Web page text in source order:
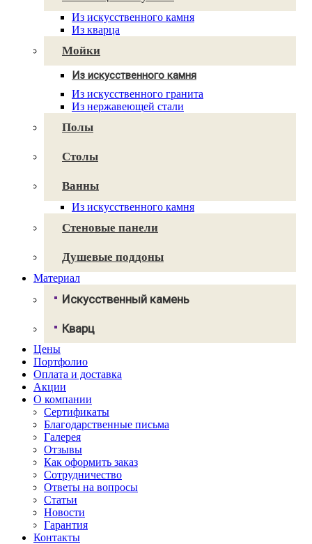
Caesarstone
Cambria
Technistone
Avant Quartz
Из искусственного камня
Из кварца
Мойки
Из искусственного камня
Для кухни
Для ванной
Из искусственного гранита
Из нержавеющей стали
Полы
Столы
Ванны
Из искусственного камня
Стеновые панели
Душевые поддоны
Материал
Искусственный камень
NeoMarm
Хай-макс
Старон
Ханекс
Акрилика
Кориан
Монтелли
Тристоун
Кварц
СмартКварц
Цезарьстоун
Викостон
Технистон
Камбрия
Плазастон
Цены
Портфолио
Оплата и доставка
Акции
О компании
Сертификаты
Благодарственные письма
Галерея
Отзывы
Как оформить заказ
Сотрудничество
Ответы на вопросы
Статьи
Новости
Гарантия
Контакты